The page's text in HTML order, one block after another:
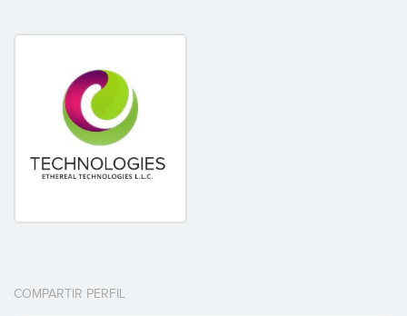
COMPARTIR PERFIL